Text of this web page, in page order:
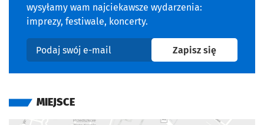
wysyłamy wam najciekawsze wydarzenia:
imprezy, festiwale, koncerty.
Podaj swój e-mail
Zapisz sięna
MIEJSCE